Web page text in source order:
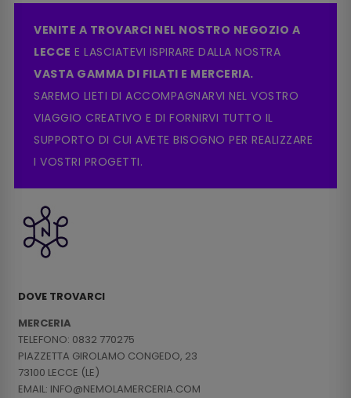
VENITE A TROVARCI NEL NOSTRO NEGOZIO A
LECCE E LASCIATEVI ISPIRARE DALLA NOSTRA
VASTA GAMMA DI FILATI E MERCERIA.
SAREMO LIETI DI ACCOMPAGNARVI NEL VOSTRO
VIAGGIO CREATIVO E DI FORNIRVI TUTTO IL
SUPPORTO DI CUI AVETE BISOGNO PER REALIZZARE
I VOSTRI PROGETTI.
DOVE TROVARCI
MERCERIA
TELEFONO: 0832 770275
PIAZZETTA GIROLAMO CONGEDO, 23
73100 LECCE (LE)
EMAIL: INFO@NEMOLAMERCERIA.COM